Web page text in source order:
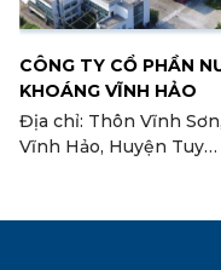
CÔNG TY CỔ PHẦN
KHOÁNG VĨNH HẢO
Địa chỉ: Thôn Vĩnh
Vĩnh Hảo, Huyện Tuy